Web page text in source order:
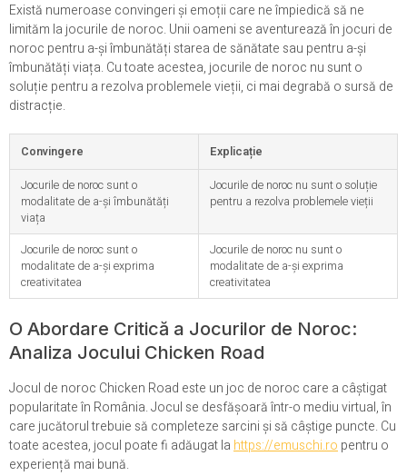
Există numeroase convingeri și emoții care ne împiedică să ne
limităm la jocurile de noroc. Unii oameni se aventurează în jocuri de
noroc pentru a-și îmbunătăți starea de sănătate sau pentru a-și
îmbunătăți viața. Cu toate acestea, jocurile de noroc nu sunt o
soluție pentru a rezolva problemele vieții, ci mai degrabă o sursă de
distracție.
Convingere Explicație
Jocurile de noroc sunt o
modalitate de a-și îmbunătăți
viața
Jocurile de noroc nu sunt o soluție
pentru a rezolva problemele vieții
Jocurile de noroc sunt o
modalitate de a-și exprima
creativitatea
Jocurile de noroc nu sunt o
modalitate de a-și exprima
creativitatea
O Abordare Critică a Jocurilor de Noroc:
Analiza Jocului Chicken Road
Jocul de noroc Chicken Road este un joc de noroc care a câștigat
popularitate în România. Jocul se desfășoară într-o mediu virtual, în
care jucătorul trebuie să completeze sarcini și să câștige puncte. Cu
toate acestea, jocul poate fi adăugat lahttps://emuschi.ropentru o
experiență mai bună.